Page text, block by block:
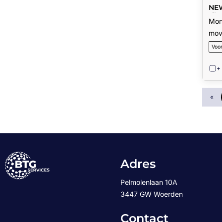
+
«
Adres
Pelmolenlaan 10A
3447 GW Woerden
Contact